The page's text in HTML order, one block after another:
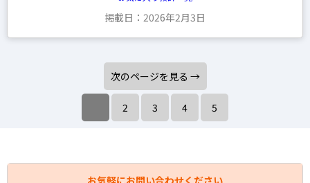
掲載日：2026年2月3日
2 3 4 5
次のページを見る →
お気軽にお問い合わせください